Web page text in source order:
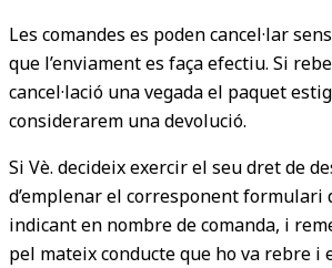
Les comandes es poden cancel·lar
que l’enviament es faça efectiu. Si
cancel·lació una vegada el paquet
considerarem una devolució.
Si Vè. decideix exercir el seu dret de
d’emplenar el corresponent formulari
indicant en nombre de comanda, i
pel mateix conducte que ho va rebre i